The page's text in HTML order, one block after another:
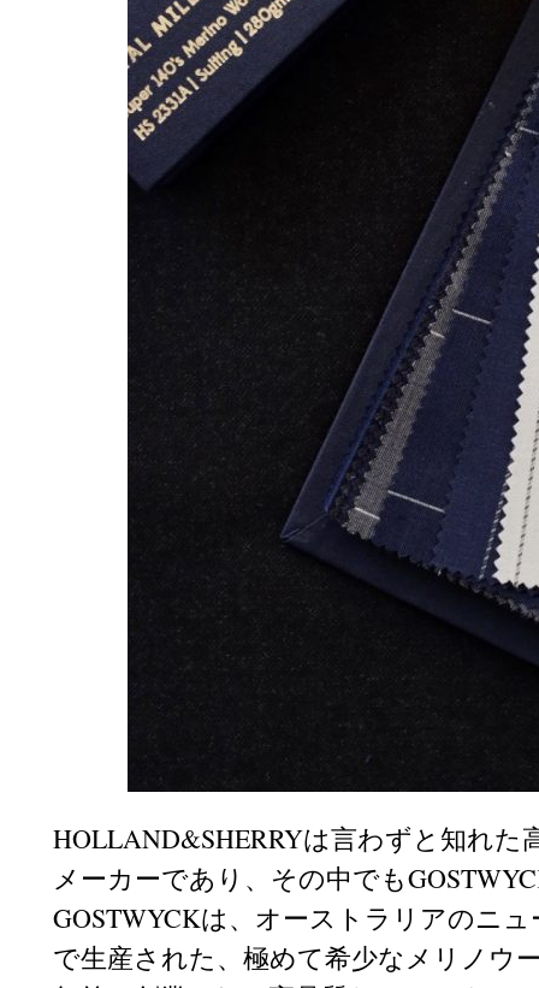
HOLLAND&SHERRYは言わずと知れ
メーカーであり、その中でも
GOSTWYCKは、オーストラリアのニ
で生産された、極めて希少なメリノウ